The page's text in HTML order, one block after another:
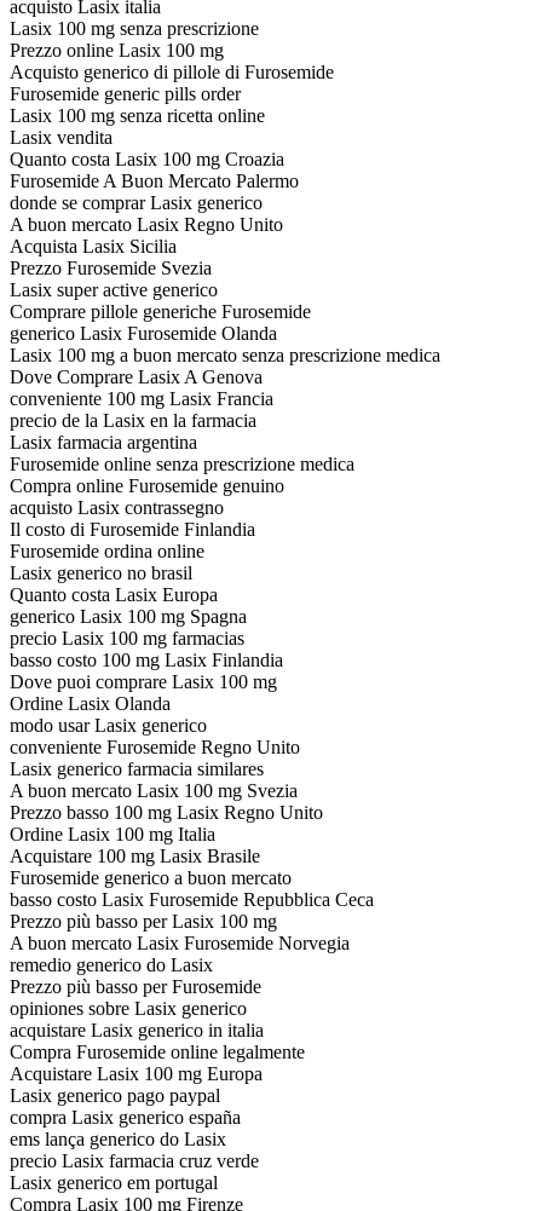
acquisto Lasix italia
Lasix 100 mg senza prescrizione
Prezzo online Lasix 100 mg
Acquisto generico di pillole di Furosemide
Furosemide generic pills order
Lasix 100 mg senza ricetta online
Lasix vendita
Quanto costa Lasix 100 mg Croazia
Furosemide A Buon Mercato Palermo
donde se comprar Lasix generico
A buon mercato Lasix Regno Unito
Acquista Lasix Sicilia
Prezzo Furosemide Svezia
Lasix super active generico
Comprare pillole generiche Furosemide
generico Lasix Furosemide Olanda
Lasix 100 mg a buon mercato senza prescrizione medica
Dove Comprare Lasix A Genova
conveniente 100 mg Lasix Francia
precio de la Lasix en la farmacia
Lasix farmacia argentina
Furosemide online senza prescrizione medica
Compra online Furosemide genuino
acquisto Lasix contrassegno
Il costo di Furosemide Finlandia
Furosemide ordina online
Lasix generico no brasil
Quanto costa Lasix Europa
generico Lasix 100 mg Spagna
precio Lasix 100 mg farmacias
basso costo 100 mg Lasix Finlandia
Dove puoi comprare Lasix 100 mg
Ordine Lasix Olanda
modo usar Lasix generico
conveniente Furosemide Regno Unito
Lasix generico farmacia similares
A buon mercato Lasix 100 mg Svezia
Prezzo basso 100 mg Lasix Regno Unito
Ordine Lasix 100 mg Italia
Acquistare 100 mg Lasix Brasile
Furosemide generico a buon mercato
basso costo Lasix Furosemide Repubblica Ceca
Prezzo più basso per Lasix 100 mg
A buon mercato Lasix Furosemide Norvegia
remedio generico do Lasix
Prezzo più basso per Furosemide
opiniones sobre Lasix generico
acquistare Lasix generico in italia
Compra Furosemide online legalmente
Acquistare Lasix 100 mg Europa
Lasix generico pago paypal
compra Lasix generico españa
ems lança generico do Lasix
precio Lasix farmacia cruz verde
Lasix generico em portugal
Compra Lasix 100 mg Firenze